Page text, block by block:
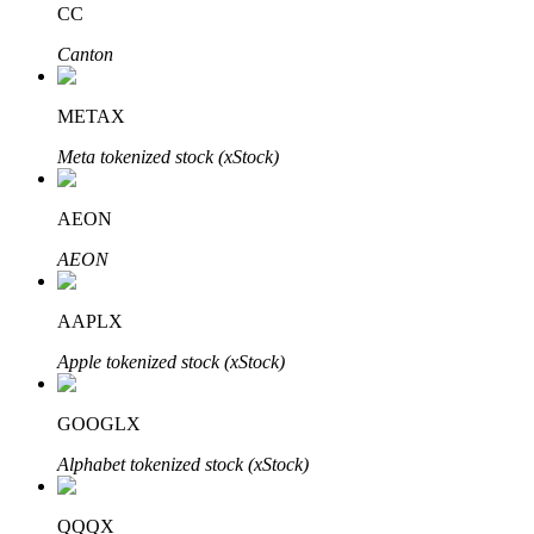
BTR-vergrendelingen
Exclusieve beleggingen voor BTR-houders
Leningen
CC
Canton
METAX
Meta tokenized stock (xStock)
AEON
AEON
AAPLX
Apple tokenized stock (xStock)
GOOGLX
Alphabet tokenized stock (xStock)
QQQX